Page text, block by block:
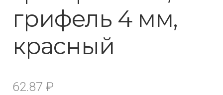
грифель 4 мм,
красный
62.87 ₽